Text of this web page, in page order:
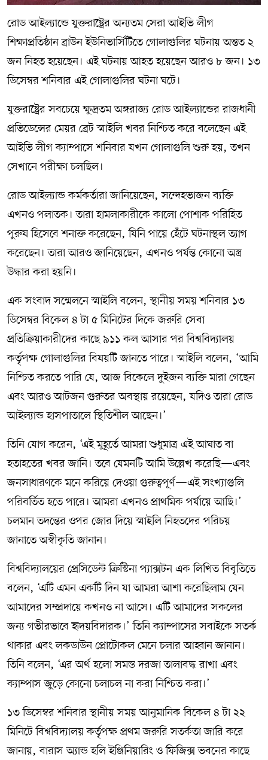
রোড আইল্যান্ডে যুক্তরাষ্ট্রের অন্যতম সেরা আইভি লীগ
শিক্ষাপ্রতিষ্ঠান ব্রাউন ইউনিভার্সিটিতে গোলাগুলির ঘটনায় অন্তত ২
জন নিহত হয়েছেন। এই ঘটনায় আহত হয়েছেন আরও ৮ জন। ১৩
ডিসেম্বর শনিবার এই গোলাগুলির ঘটনা ঘটে।
যুক্তরাষ্ট্রের সবচেয়ে ক্ষুদ্রতম অঙ্গরাজ্য রোড আইল্যান্ডের রাজধানী
প্রভিডেন্সের মেয়র ব্রেট স্মাইলি খবর নিশ্চিত করে বলেছেন এই
আইভি লীগ ক্যাম্পাসে শনিবার যখন গোলাগুলি শুরু হয়, তখন
সেখানে পরীক্ষা চলছিল।
রোড আইল্যান্ড কর্মকর্তারা জানিয়েছেন, সন্দেহভাজন ব্যক্তি
এখনও পলাতক। তারা হামলাকারীকে কালো পোশাক পরিহিত
পুরুষ হিসেবে শনাক্ত করেছেন, যিনি পায়ে হেঁটে ঘটনাস্থল ত্যাগ
করেছেন। তারা আরও জানিয়েছেন, এখনও পর্যন্ত কোনো অস্ত্র
উদ্ধার করা হয়নি।
এক সংবাদ সম্মেলনে স্মাইলি বলেন, স্থানীয় সময় শনিবার ১৩
ডিসেম্বর বিকেল ৪ টা ৫ মিনিটের দিকে জরুরি সেবা
প্রতিক্রিয়াকারীদের কাছে ৯১১ কল আসার পর বিশ্ববিদ্যালয়
কর্তৃপক্ষ গোলাগুলির বিষয়টি জানতে পারে। স্মাইলি বলেন, ‘আমি
নিশ্চিত করতে পারি যে, আজ বিকেলে দুইজন ব্যক্তি মারা গেছেন
এবং আরও আটজন গুরুতর অবস্থায় রয়েছেন, যদিও তারা রোড
আইল্যান্ড হাসপাতালে স্থিতিশীল আছেন।’
তিনি যোগ করেন, ‘এই মুহূর্তে আমরা শুধুমাত্র এই আঘাত বা
হতাহতের খবর জানি। তবে যেমনটি আমি উল্লেখ করেছি—এবং
জনসাধারণকে মনে করিয়ে দেওয়া গুরুত্বপূর্ণ—এই সংখ্যাগুলি
পরিবর্তিত হতে পারে। আমরা এখনও প্রাথমিক পর্যায়ে আছি।’
চলমান তদন্তের ওপর জোর দিয়ে স্মাইলি নিহতদের পরিচয়
জানাতে অস্বীকৃতি জানান।
বিশ্ববিদ্যালয়ের প্রেসিডেন্ট ক্রিস্টিনা প্যাক্সটন এক লিখিত বিবৃতিতে
বলেন, ‘এটি এমন একটি দিন যা আমরা আশা করেছিলাম যেন
আমাদের সম্প্রদায়ে কখনও না আসে। এটি আমাদের সকলের
জন্য গভীরভাবে হৃদয়বিদারক।’ তিনি ক্যাম্পাসের সবাইকে সতর্ক
থাকার এবং লকডাউন প্রোটোকল মেনে চলার আহ্বান জানান।
তিনি বলেন, ‘এর অর্থ হলো সমস্ত দরজা তালাবদ্ধ রাখা এবং
ক্যাম্পাস জুড়ে কোনো চলাচল না করা নিশ্চিত করা।’
১৩ ডিসেম্বর শনিবার স্থানীয় সময় আনুমানিক বিকেল ৪ টা ২২
মিনিটে বিশ্ববিদ্যালয় কর্তৃপক্ষ প্রথম জরুরি সতর্কতা জারি করে
জানায়, বারাস অ্যান্ড হলি ইঞ্জিনিয়ারিং ও ফিজিক্স ভবনের কাছে